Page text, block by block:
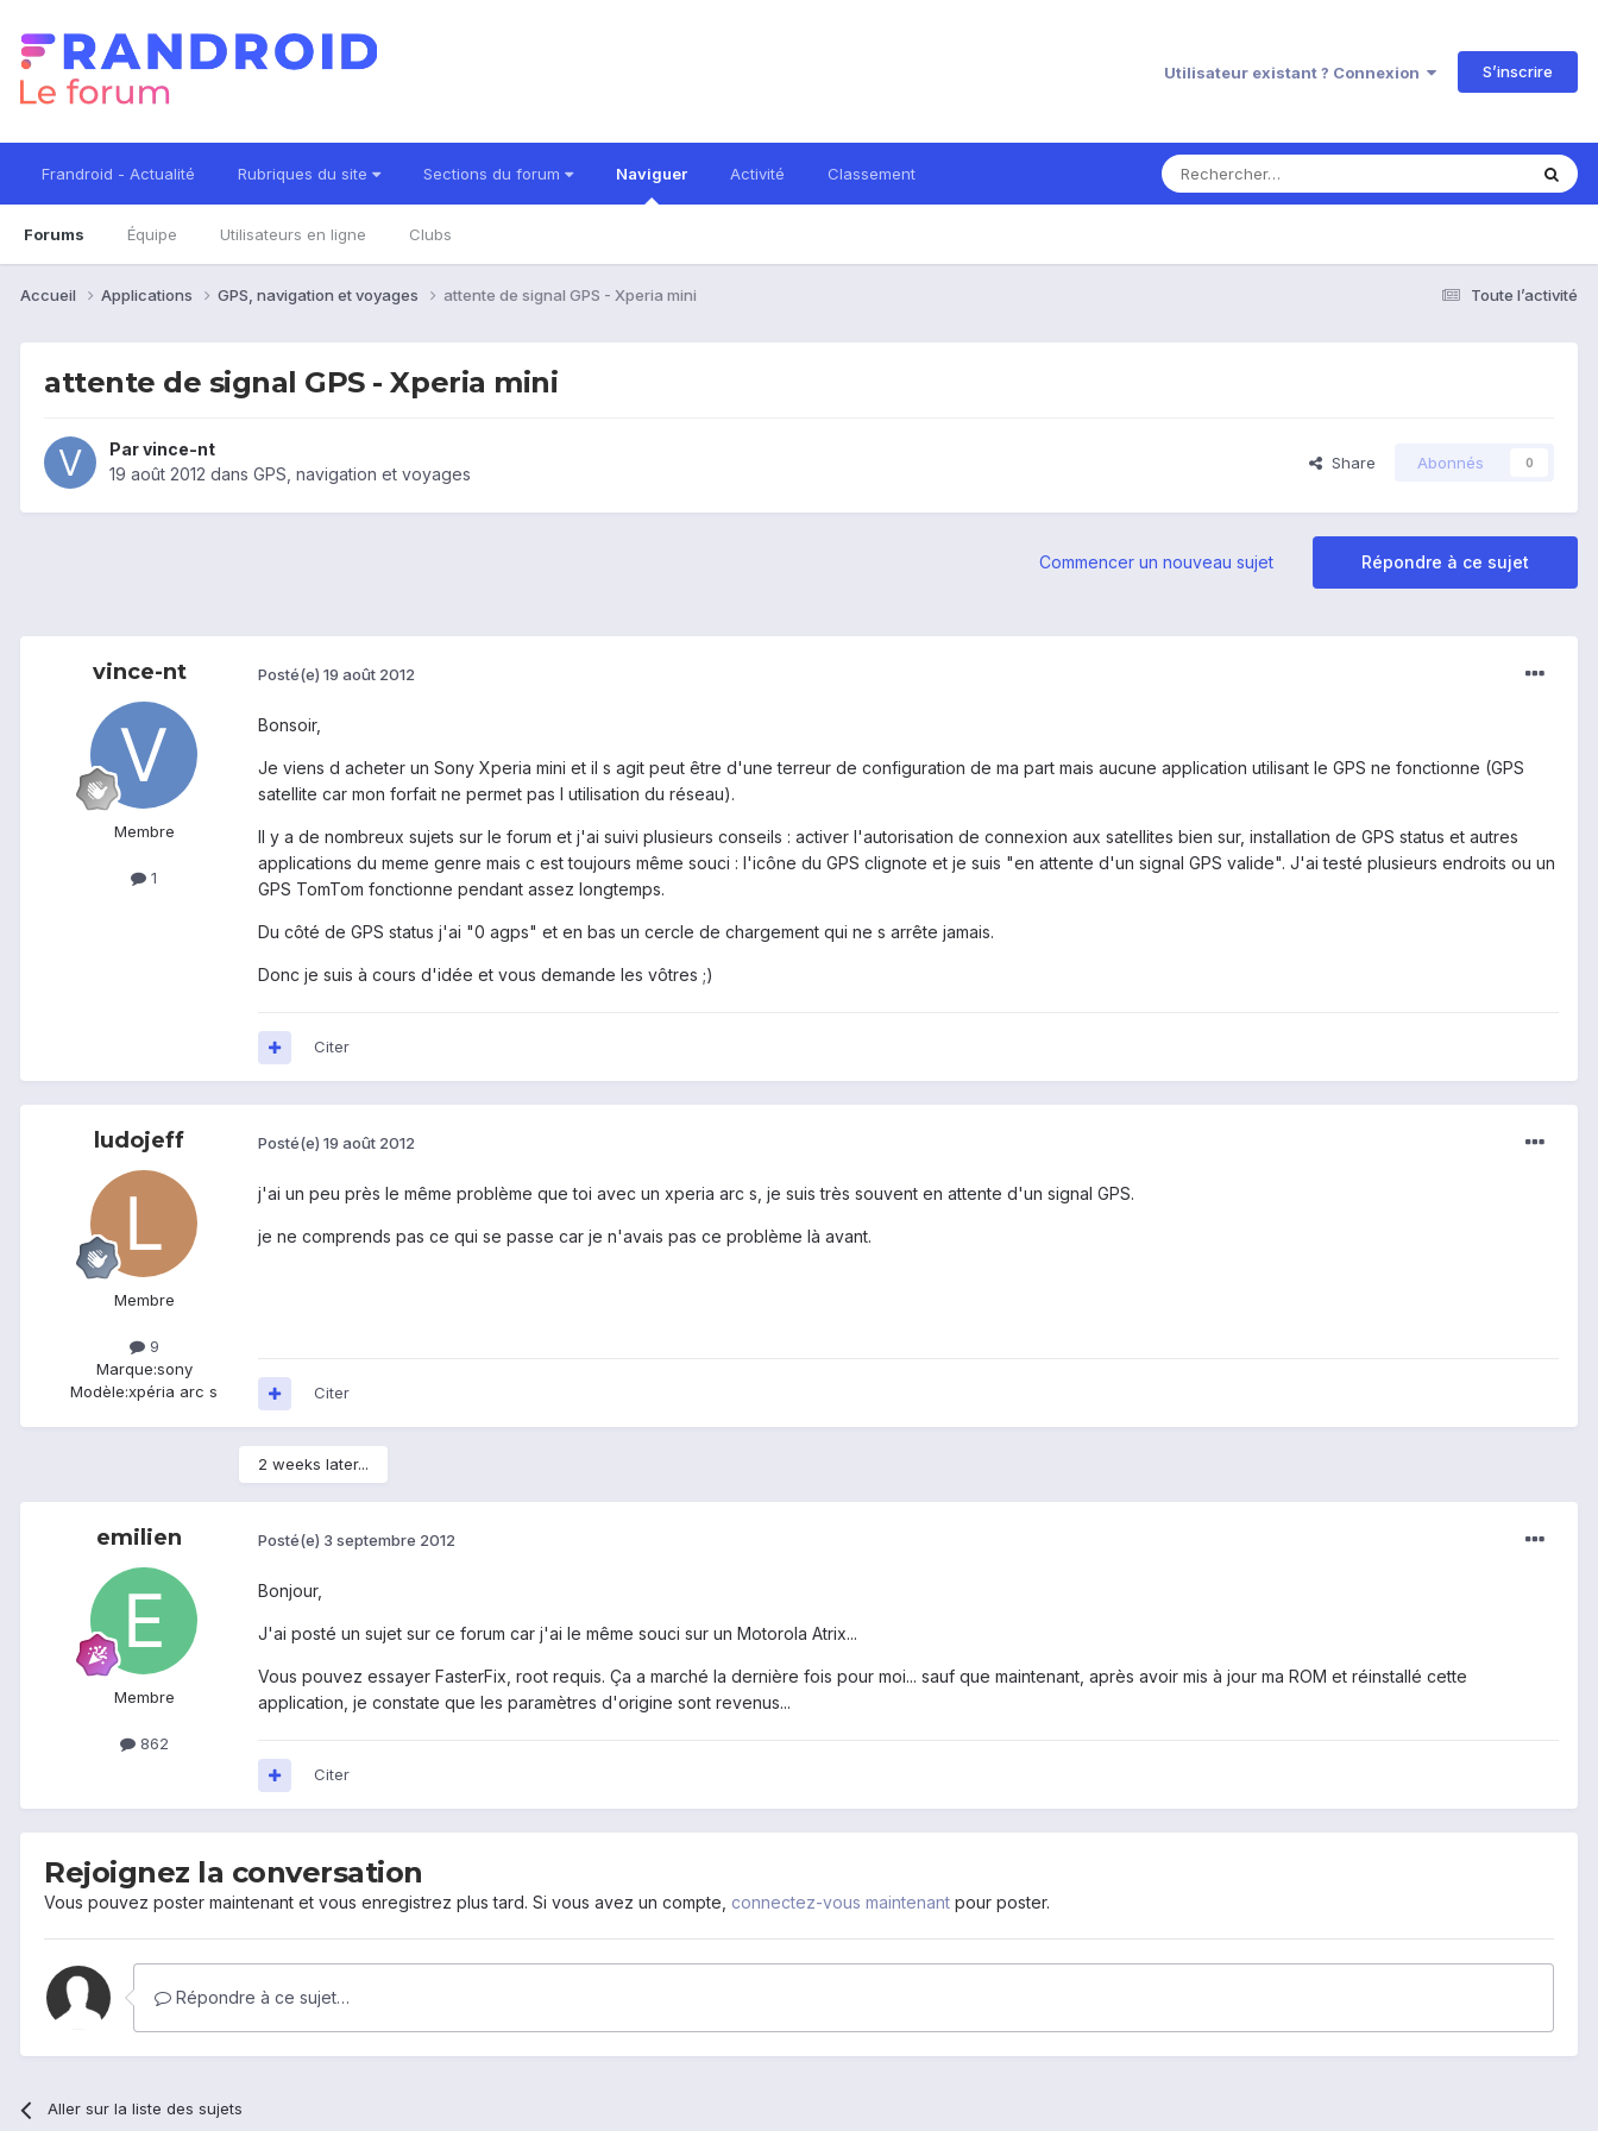
Utilisateur existant ? Connexion S’inscrire
Frandroid - Actualité Rubriques du site Sections du forum Naviguer
Forums Équipe Utilisateurs en ligne Clubs
Activité Classement
Toute l’activité
Accueil Applications GPS, navigation et voyages attente de signal GPS - Xperia mini
attente de signal GPS - Xperia mini
Parvince-nt
19 août 2012 dans GPS, navigation et voyages
Share Abonnés 0
Répondre à ce sujet
Commencer un nouveau sujet
vince-nt
Membre
1
Posté(e) 19 août 2012
Bonsoir,
Je viens d acheter un Sony Xperia mini et il s agit peut être d'une terreur de configuration de ma part mais aucune application utilisant le GPS ne fonctionne (GPS
satellite car mon forfait ne permet pas l utilisation du réseau).
Il y a de nombreux sujets sur le forum et j'ai suivi plusieurs conseils : activer l'autorisation de connexion aux satellites bien sur, installation de GPS status et autres
applications du meme genre mais c est toujours même souci : l'icône du GPS clignote et je suis "en attente d'un signal GPS valide". J'ai testé plusieurs endroits ou un
GPS TomTom fonctionne pendant assez longtemps.
Du côté de GPS status j'ai "0 agps" et en bas un cercle de chargement qui ne s arrête jamais.
Donc je suis à cours d'idée et vous demande les vôtres ;)
Citer
ludojeff
Membre
9
Marque:sony
Modèle:xpéria arc s
Posté(e) 19 août 2012
j'ai un peu près le même problème que toi avec un xperia arc s, je suis très souvent en attente d'un signal GPS.
je ne comprends pas ce qui se passe car je n'avais pas ce problème là avant.
Citer
2 weeks later...
emilien
Membre
862
Posté(e) 3 septembre 2012
Bonjour,
J'ai posté un sujet sur ce forum car j'ai le même souci sur un Motorola Atrix...
Vous pouvez essayer FasterFix, root requis. Ça a marché la dernière fois pour moi... sauf que maintenant, après avoir mis à jour ma ROM et réinstallé cette
application, je constate que les paramètres d'origine sont revenus...
Citer
Rejoignez la conversation
Vous pouvez poster maintenant et vous enregistrez plus tard. Si vous avez un compte, connectez-vous maintenant pour poster.
Répondre à ce sujet…
Aller sur la liste des sujets